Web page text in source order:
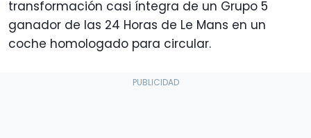
transformación casi íntegra de un Grupo 5
ganador de las 24 Horas de Le Mans en un
coche homologado para circular.